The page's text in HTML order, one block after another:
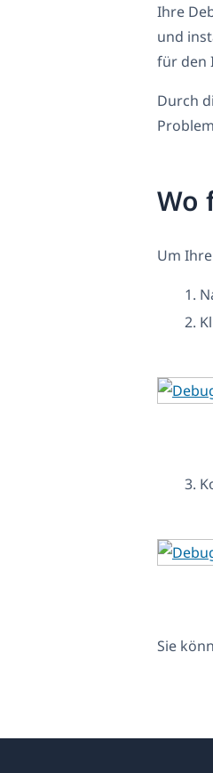
Ihre
und
für den
Durch
Wo
Um
Sie